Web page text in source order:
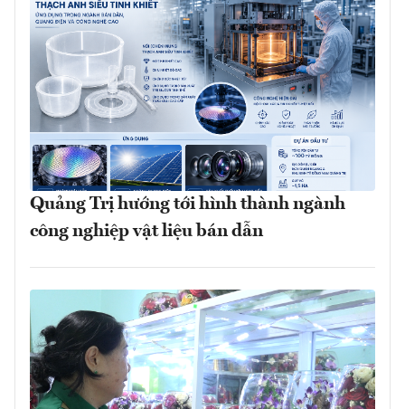
Quảng Trị hướng tới hình thành ngành
công nghiệp vật liệu bán dẫn